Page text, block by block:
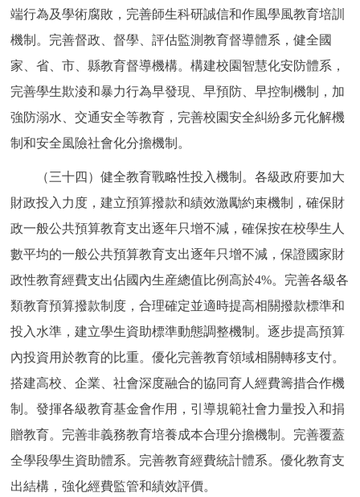
端行為及學術腐敗，完善師生科研誠信和作風學風教育培訓
機制。完善督政、督學、評估監測教育督導體系，健全國
家、省、市、縣教育督導機構。構建校園智慧化安防體系，
完善學生欺淩和暴力行為早發現、早預防、早控制機制，加
強防溺水、交通安全等教育，完善校園安全糾紛多元化解機
制和安全風險社會化分擔機制。
（三十四）健全教育戰略性投入機制。各級政府要加大
財政投入力度，建立預算撥款和績效激勵約束機制，確保財
政一般公共預算教育支出逐年只增不減，確保按在校學生人
數平均的一般公共預算教育支出逐年只增不減，保證國家財
政性教育經費支出佔國內生産總值比例高於4%。完善各級各
類教育預算撥款制度，合理確定並適時提高相關撥款標準和
投入水準，建立學生資助標準動態調整機制。逐步提高預算
內投資用於教育的比重。優化完善教育領域相關轉移支付。
搭建高校、企業、社會深度融合的協同育人經費籌措合作機
制。發揮各級教育基金會作用，引導規範社會力量投入和捐
贈教育。完善非義務教育培養成本合理分擔機制。完善覆蓋
全學段學生資助體系。完善教育經費統計體系。優化教育支
出結構，強化經費監管和績效評價。